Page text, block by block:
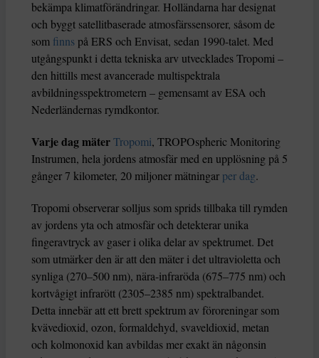
bekämpa klimatförändringar. Holländarna har designat
och byggt satellitbaserade atmosfärssensorer, såsom de
som finnspå ERS och Envisat, sedan 1990-talet. Med
utgångspunkt i detta tekniska arv utvecklades Tropomi –
den hittills mest avancerade multispektrala
avbildningsspektrometern – gemensamt av ESA och
Nederländernas rymdkontor.
Varje dag mäterTropomi, TROPOspheric Monitoring
Instrumen, hela jordens atmosfär med en upplösning på 5
gånger 7 kilometer, 20 miljoner mätningar per dag.
Tropomi observerar solljus som sprids tillbaka till rymden
av jordens yta och atmosfär och detekterar unika
fingeravtryck av gaser i olika delar av spektrumet. Det
som utmärker den är att den mäter i det ultravioletta och
synliga (270–500 nm), nära-infraröda (675–775 nm) och
kortvågigt infrarött (2305–2385 nm) spektralbandet.
Detta innebär att ett brett spektrum av föroreningar som
kvävedioxid, ozon, formaldehyd, svaveldioxid, metan
och kolmonoxid kan avbildas mer exakt än någonsin